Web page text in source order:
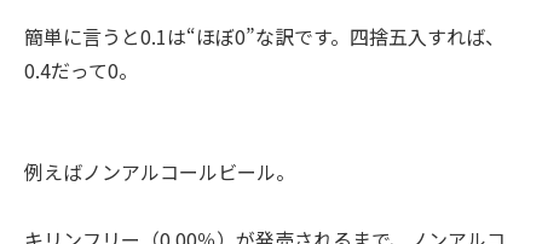
簡単に言うと0.1は“ほぼ0”な訳です。四捨五入すれば、
0.4だって0。
例えばノンアルコールビール。